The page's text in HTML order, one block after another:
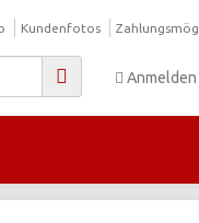
Kundenfotos
Anmelden